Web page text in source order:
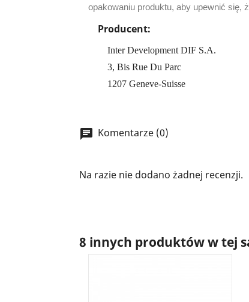
opakowaniu produktu, aby upewnić się,
Producent:
Inter Development DIF S.A.
3, Bis Rue Du Parc
1207 Geneve-Suisse
Komentarze (0)
Na razie nie dodano żadnej recenzji.
8 innych produktów w tej